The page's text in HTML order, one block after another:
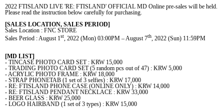
2022 FTISLAND LIVE 'RE: FTISLAND' OFFICIAL MD Online pre-sales will be held.
Please read the instruction below carefully for purchasing.
[SALES LOCATION, SALES PERIOD]
Sales Location : FNC STORE
Sales Period : August 1st, 2022 (Mon) 03:00PM – August 7th, 2022 (Sun) 11:59PM
[MD LIST]
- TINCASE PHOTO CARD SET : KRW 15,000
- TRADING PHOTO CARD SET (5 random pcs out of 47) : KRW 5,000
- ACRYLIC PHOTO FRAME : KRW 18,000
- STRAP PHONETAB (1 set of 3 selfies) : KRW 17,000
- RE: FTISLAND PHONE CASE (ONLINE ONLY) : KRW 14,000
- RE: FTISLAND PENDANT NECKLACE : KRW 33,000
- BEER GLASS : KRW 25,000
- LOGO HAIRBAND (1 set of 3 types) : KRW 15,000